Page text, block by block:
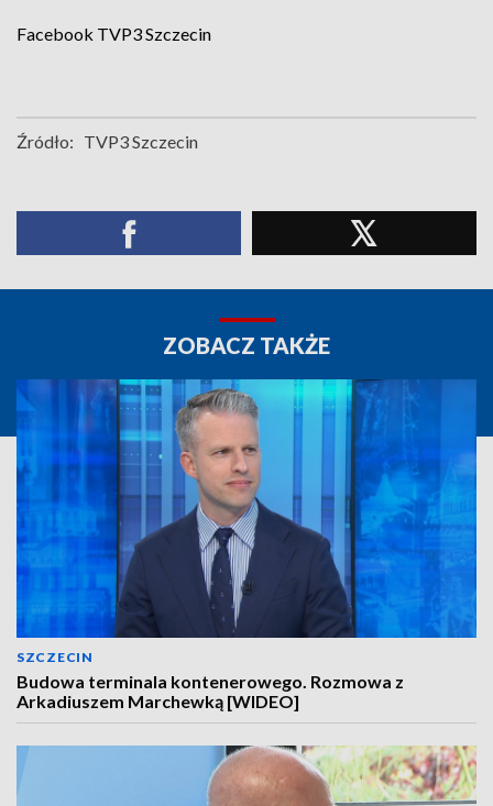
Facebook TVP3 Szczecin
Źródło: TVP3 Szczecin
ZOBACZ TAKŻE
SZCZECIN
Budowa terminala kontenerowego. Rozmowa z
Arkadiuszem Marchewką [WIDEO]